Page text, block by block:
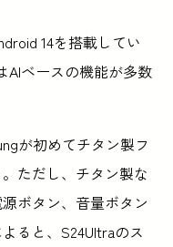
14を搭載してい
AIベースの機能が多数
が初めてチタン製フ
ただし、チタン製な
ボタン、音量ボタン
ると、S24Ultraのス